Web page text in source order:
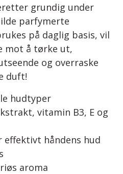
grundig under
parfymerte
på daglig basis, vil
mot å tørke ut,
og overraske
duft!
hudtyper
vitamin B3, E og
håndens hud
aroma